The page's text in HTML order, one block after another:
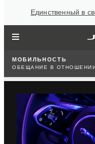
Единственный в
МОБИЛЬНОСТЬ
ОБЕЩАНИЕ В